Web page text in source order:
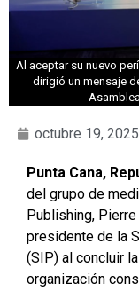
Al aceptar su nuevo
dirigió un mensaje
octubre 19, 2025
Punta Cana,
del grupo de
Publishing,
presidente de la
(SIP) al concluir
organización